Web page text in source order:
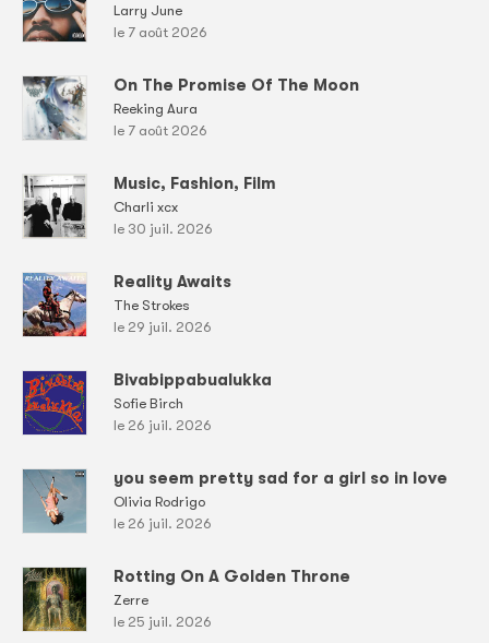
Larry June
le 7 août 2026
On The Promise Of The Moon
Reeking Aura
le 7 août 2026
Music, Fashion, Film
Charli xcx
le 30 juil. 2026
Reality Awaits
The Strokes
le 29 juil. 2026
Bivabippabualukka
Sofie Birch
le 26 juil. 2026
you seem pretty sad for a girl so in love
Olivia Rodrigo
le 26 juil. 2026
Rotting On A Golden Throne
Zerre
le 25 juil. 2026